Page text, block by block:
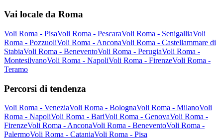
Vai locale da Roma
Voli Roma - PisaVoli Roma - PescaraVoli Roma - SenigalliaVoli
Roma - PozzuoliVoli Roma - AnconaVoli Roma - Castellammare di
StabiaVoli Roma - BeneventoVoli Roma - PerugiaVoli Roma -
MontesilvanoVoli Roma - NapoliVoli Roma - FirenzeVoli Roma -
Teramo
Percorsi di tendenza
Voli Roma - VeneziaVoli Roma - BolognaVoli Roma - MilanoVoli
Roma - NapoliVoli Roma - BariVoli Roma - GenovaVoli Roma -
FirenzeVoli Roma - AnconaVoli Roma - BeneventoVoli Roma -
PalermoVoli Roma - CataniaVoli Roma - Pisa